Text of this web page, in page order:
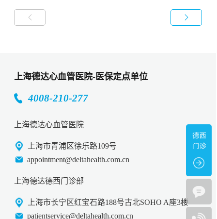
 
上海德达心血管医院-医保定点单位
4008-210-277
上海德达心血管医院
上海市青浦区徐乐路109号
appointment@deltahealth.com.cn
上海德达德西门诊部
上海市长宁区红宝石路188号古北SOHO A座3楼
patientservice@deltahealth.com.cn